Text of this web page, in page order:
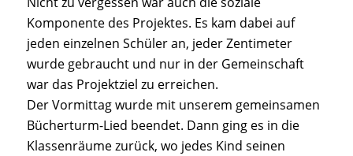
Komponente des Projektes. Es kam dabei auf
jeden einzelnen Schüler an, jeder Zentimeter
wurde gebraucht und nur in der Gemeinschaft
war das Projektziel zu erreichen.
Der Vormittag wurde mit unserem gemeinsamen
Bücherturm-Lied beendet. Dann ging es in die
Klassenräume zurück, wo jedes Kind seinen